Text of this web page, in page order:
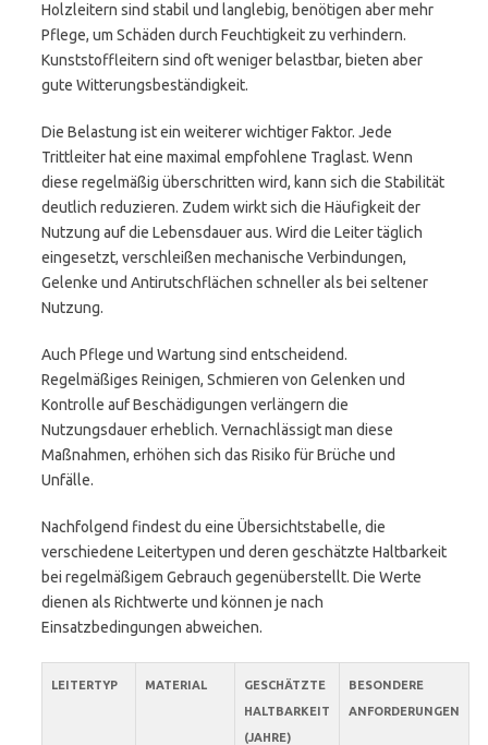
Holzleitern sind stabil und langlebig, benötigen aber mehr
Pflege, um Schäden durch Feuchtigkeit zu verhindern.
Kunststoffleitern sind oft weniger belastbar, bieten aber
gute Witterungsbeständigkeit.
Die Belastung ist ein weiterer wichtiger Faktor. Jede
Trittleiter hat eine maximal empfohlene Traglast. Wenn
diese regelmäßig überschritten wird, kann sich die Stabilität
deutlich reduzieren. Zudem wirkt sich die Häufigkeit der
Nutzung auf die Lebensdauer aus. Wird die Leiter täglich
eingesetzt, verschleißen mechanische Verbindungen,
Gelenke und Antirutschflächen schneller als bei seltener
Nutzung.
Auch Pflege und Wartung sind entscheidend.
Regelmäßiges Reinigen, Schmieren von Gelenken und
Kontrolle auf Beschädigungen verlängern die
Nutzungsdauer erheblich. Vernachlässigt man diese
Maßnahmen, erhöhen sich das Risiko für Brüche und
Unfälle.
Nachfolgend findest du eine Übersichtstabelle, die
verschiedene Leitertypen und deren geschätzte Haltbarkeit
bei regelmäßigem Gebrauch gegenüberstellt. Die Werte
dienen als Richtwerte und können je nach
Einsatzbedingungen abweichen.
LEITERTYP MATERIAL
GESCHÄTZTE
HALTBARKEIT
(JAHRE)
BESONDERE
ANFORDERUNGEN